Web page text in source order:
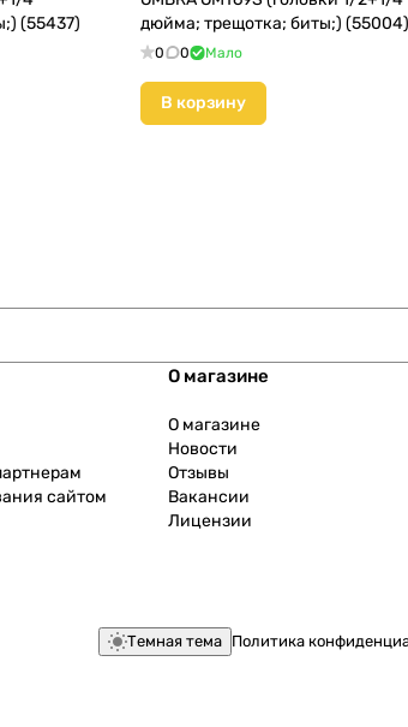
(55437)
дюйма; трещотка; биты;) (55004)
0 0 Мало
В корзину
сайтом
О магазине
О магазине
Новости
Отзывы
Вакансии
Лицензии
Темная тема Политика